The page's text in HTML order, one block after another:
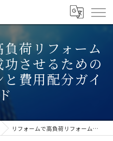
荷リフォーム
させるための
費用配分ガイ
ド
リフォームで高負荷リフォームを和歌山県で成功させるための現実的なプランと費用配分ガイド